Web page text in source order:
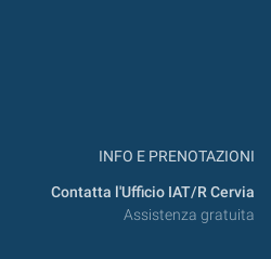
INFO E PRENOTAZIONI
Contatta l'Ufficio IAT/R Cervia
Assistenza gratuita